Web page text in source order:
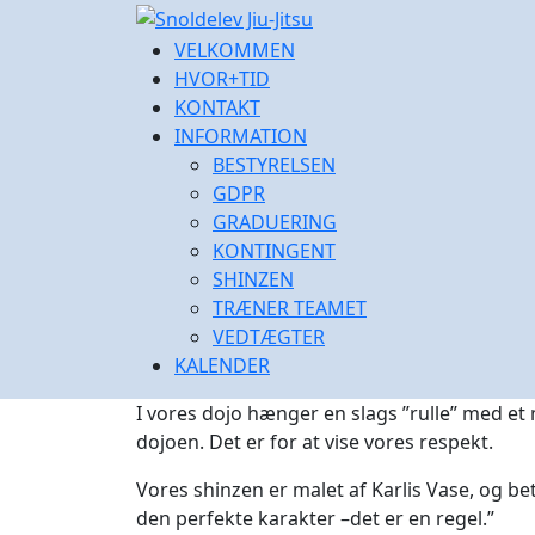
VELKOMMEN
HVOR+TID
KONTAKT
INFORMATION
BESTYRELSEN
GDPR
GRADUERING
KONTINGENT
SHINZEN
TRÆNER TEAMET
VEDTÆGTER
KALENDER
I vores dojo hænger en slags ”rulle” med
dojoen. Det er for at vise vores respekt.
Vores shinzen er malet af Karlis Vase, og
den perfekte karakter –det er en regel.”